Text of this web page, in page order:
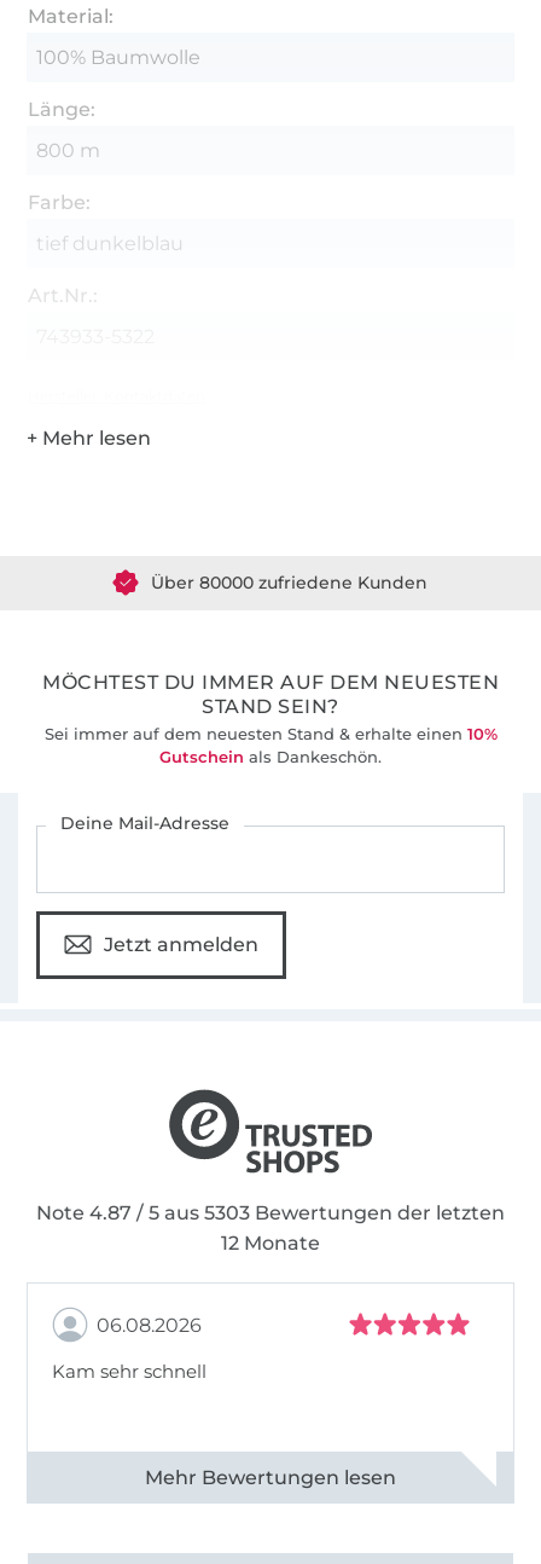
Material:
100% Baumwolle
Länge:
800 m
Farbe:
tief dunkelblau
Art.Nr.:
MÖCHTEST DU IMMER AUF DEM NEUESTEN
STAND SEIN?
Sei immer auf dem neuesten Stand & erhalte einen 10%
Gutschein als Dankeschön.
Deine Mail-Adresse
Jetzt anmelden
Note 4.87 / 5 aus 5303 Bewertungen der letzten
12 Monate
06.08.2026
Kam sehr schnell
Alle 82950 Bewertungen ansehen